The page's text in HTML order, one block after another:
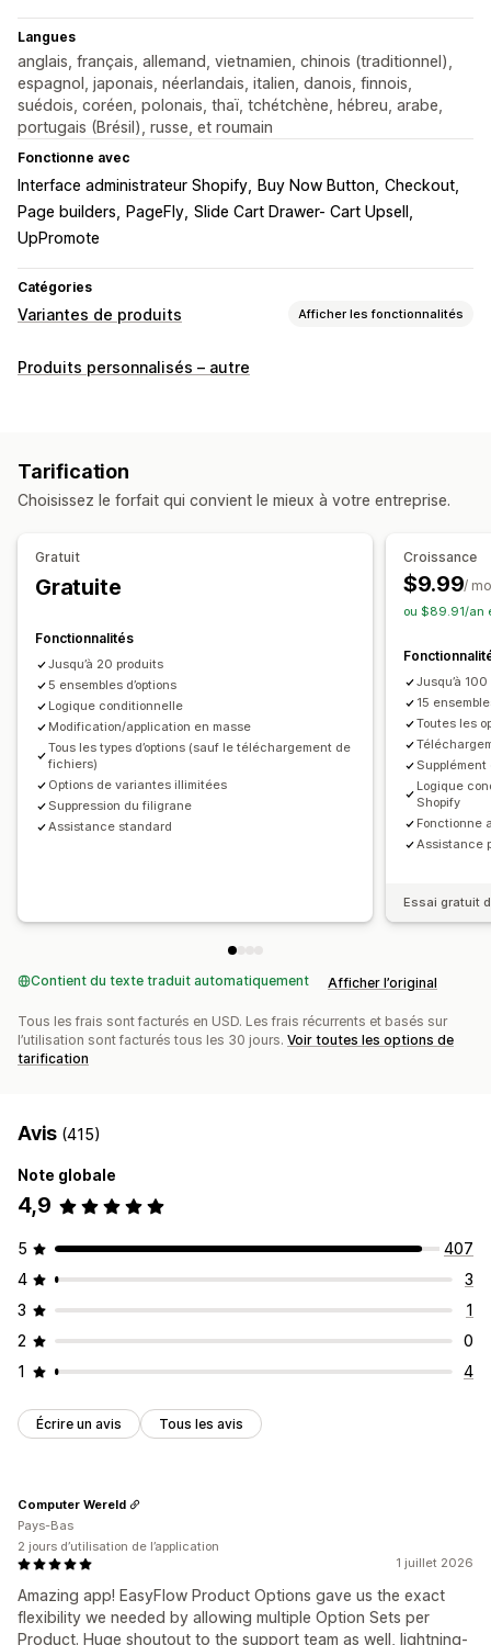
Langues
anglais, français, allemand, vietnamien, chinois (traditionnel),
espagnol, japonais, néerlandais, italien, danois, finnois,
suédois, coréen, polonais, thaï, tchétchène, hébreu, arabe,
portugais (Brésil), russe, et roumain
Fonctionne avec
Interface administrateur Shopify Buy Now Button Checkout
Page builders
PageFly Slide Cart Drawer- Cart Upsell
UpPromote
Catégories
Variantes de produits Afficher les fonctionnalités
Personnalisation
Boutons radio
CSS personnalisées HTML personnalisé
Tarification
Compléments
Suppléments premium
Stock
Gestion des SKU Mises à jour automatiques
Produits personnalisés – autre
Tarification
Choisissez le forfait qui convient le mieux à votre entreprise.
Gratuit
Gratuite
Fonctionnalités
Jusqu’à 20 produits
5 ensembles d’options
Logique conditionnelle
Modification/application en masse
Tous les types d’options (sauf le téléchargement de
fichiers)
Options de variantes illimitées
Suppression du filigrane
Assistance standard
Croissance
$9.99/
ou $89.91/an
Jusqu’à
15
Toutes les
Supplément
Logique
Shopify
Fonctionne
Assistance
Essai gratuit
Contient du texte traduit automatiquement Afficher l’original
Tous les frais sont facturés en USD. Les frais récurrents et basés sur
l’utilisation sont facturés tous les 30 jours. Voir toutes les options de
tarification
Avis (415)
Note globale
4,9
5
407
4
3
3
1
2
0
1
4
Écrire un avis Tous les avis
1 juillet 2026
Amazing app! EasyFlow Product Options gave us the exact
flexibility we needed by allowing multiple Option Sets per
Product. Huge shoutout to the support team as well, lightning-
Computer Wereld
Pays-Bas
2 jours d’utilisation de l’application